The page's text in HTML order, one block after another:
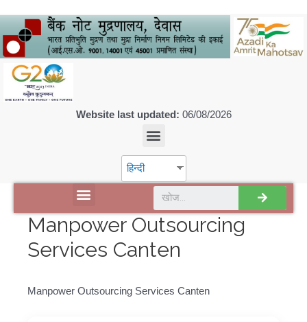
Website last updated: 06/08/2026
हिन्दी
Manpower Outsourcing
Services Canten
Manpower Outsourcing Services Canten